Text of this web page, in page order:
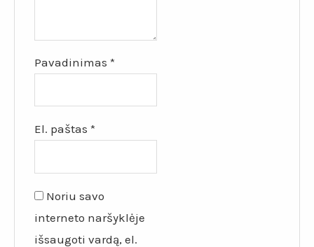
Pavadinimas*
El. paštas*
Noriu savo
interneto naršyklėje
išsaugoti vardą, el.